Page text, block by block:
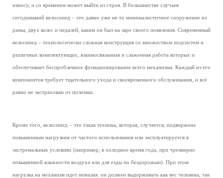
износу, и со временем может выйти из строя. В большинстве случаев
сегодняшний велосипед – это давно уже не то минималистичное сооружение из
рамы, двух колес и педалей, каким он был на заре своего появления. Современный
велосипед – технологически сложная конструкция со множеством подсистем и
различных комплектующих, взаимосвязанная и слаженная работа которых и
обеспечивает беспроблемное функционирование всего механизма. Каждый из его
компонентов требует тщательного ухода и своевременного обслуживания, и всё
равно не застрахован от поломки.
Кроме того, велосипед – это такая техника, которая, случается, подвержена
повышенным нагрузкам от частого использования или эксплуатируется в
экстремальных условиях (например, в холодное время года, при чрезмерно
повышенной влажности воздуха или для езды по бездорожью). При этом
нагрузка на механизм идет немалая: он должен выдерживать как вес человека, так